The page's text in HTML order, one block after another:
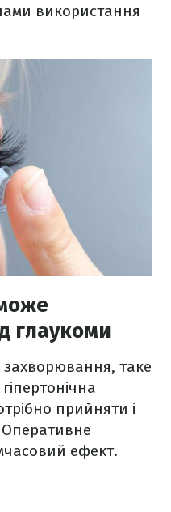
використання
глаукоми
захворювання, таке
прийняти і
ефект.